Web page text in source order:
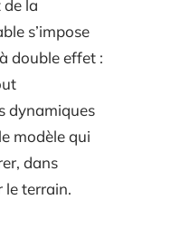
la
s’impose
double effet :
dynamiques
modèle qui
dans
le terrain.